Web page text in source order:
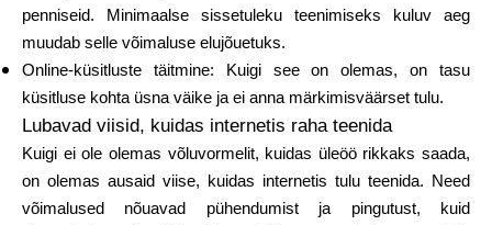
Minu konto
Hankige rahastust
penniseid. Minimaalse sissetuleku teenimiseks kuluv aeg
muudab selle võimaluse elujõuetuks.
Online-küsitluste täitmine: Kuigi see on olemas, on tasu
küsitluse kohta üsna väike ja ei anna märkimisväärset tulu.
Lubavad viisid, kuidas internetis raha teenida
Kuigi ei ole olemas võluvormelit, kuidas üleöö rikkaks saada,
on olemas ausaid viise, kuidas internetis tulu teenida. Need
võimalused nõuavad pühendumist ja pingutust, kuid